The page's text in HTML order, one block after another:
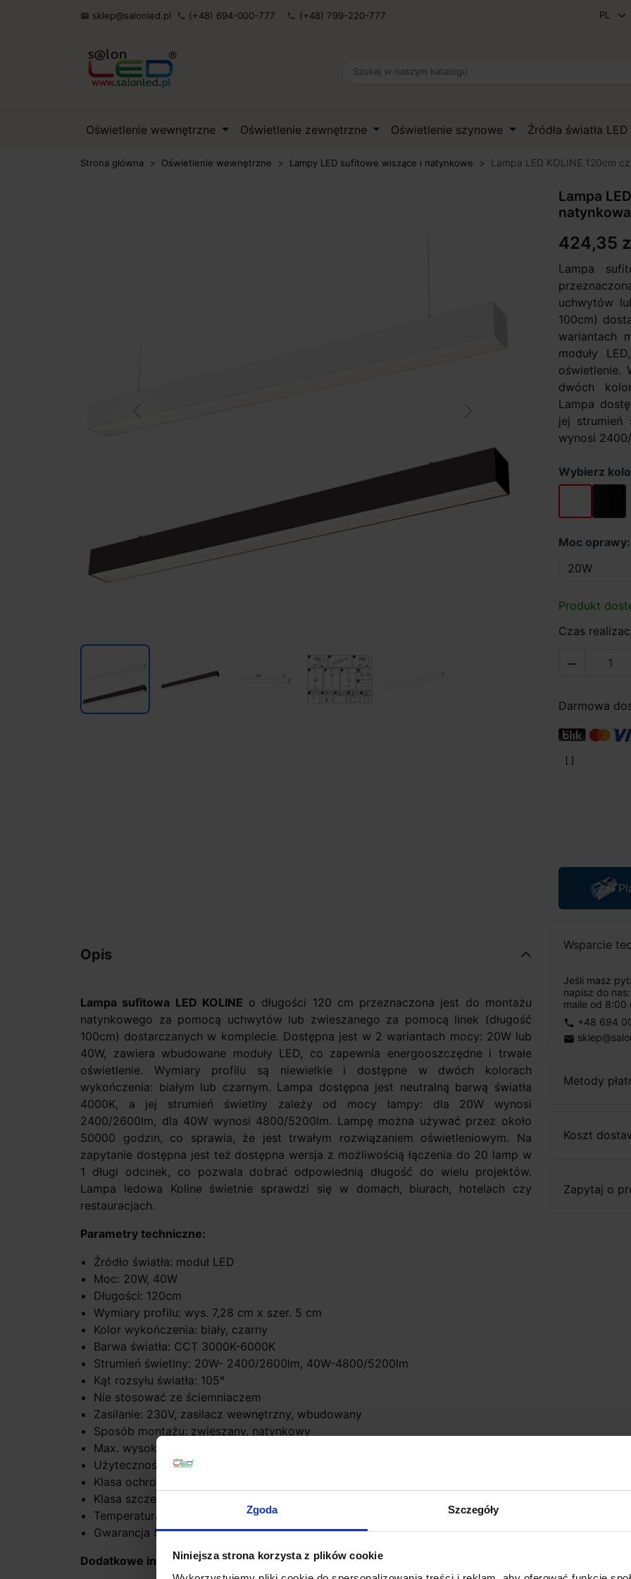
Zgoda Szczegóły
Niniejsza strona korzysta z plików cookie
 sklep@salonled.pl phone (+48) 694-000-777 phone (+48) 799-220-777
Oświetlenie wewnętrzne Oświetlenie zewnętrzne Oświetlenie szynowe Źródła światła LED
Strona główna Oświetlenie wewnętrzne Lampy LED sufitowe wiszące i natynkowe Lampa LED KOLINE 120cm
Previous
Lampa
424,35
Lampa
uchwytów
100cm)
wariantach
moduły
oświetlenie.
dwóch
Lampa
jej strumień
wynosi
Wybierz
biały czarny
Moc
Produkt
Czas

Darmowa
Wsparcie
Jeśli masz
napisz do
maile od 8:00
phone +48 694
email
Metody
Koszt
Zapytaj o
Opis
Lampa sufitowa LED KOLINE o długości 120 cm przeznaczona jest do montażu
natynkowego za pomocą uchwytów lub zwieszanego za pomocą linek (długość
100cm) dostarczanych w komplecie. Dostępna jest w 2 wariantach mocy: 20W lub
40W, zawiera wbudowane moduły LED, co zapewnia energooszczędne i trwałe
oświetlenie. Wymiary profilu są niewielkie i dostępne w dwóch kolorach
wykończenia: białym lub czarnym. Lampa dostępna jest neutralną barwą światła
4000K, a jej strumień świetlny zależy od mocy lampy: dla 20W wynosi
2400/2600lm, dla 40W wynosi 4800/5200lm. Lampę można używać przez około
50000 godzin, co sprawia, że jest trwałym rozwiązaniem oświetleniowym. Na
zapytanie dostępna jest też dostępna wersja z możliwością łączenia do 20 lamp w
1 długi odcinek, co pozwala dobrać odpowiednią długość do wielu projektów.
Lampa ledowa Koline świetnie sprawdzi się w domach, biurach, hotelach czy
restauracjach.
Parametry techniczne:
Źródło światła: moduł LED
Moc: 20W, 40W
Długości: 120cm
Wymiary profilu: wys. 7,28 cm x szer. 5 cm
Kolor wykończenia: biały, czarny
Barwa światła: CCT 3000K-6000K
Strumień świetlny: 20W- 2400/2600lm, 40W-4800/5200lm
Kąt rozsyłu światła: 105°
Nie stosować ze ściemniaczem
Zasilanie: 230V, zasilacz wewnętrzny, wbudowany
Sposób montażu: zwieszany, natynkowy
Max. wysokość zwisu 100cm
Użyteczność: 50.000 godzin
Klasa ochrony: I
Klasa szczelności: IP20
Temperatura pracy od -20°C do 40°C
Gwarancja 5 lat
Dodatkowe informacje: